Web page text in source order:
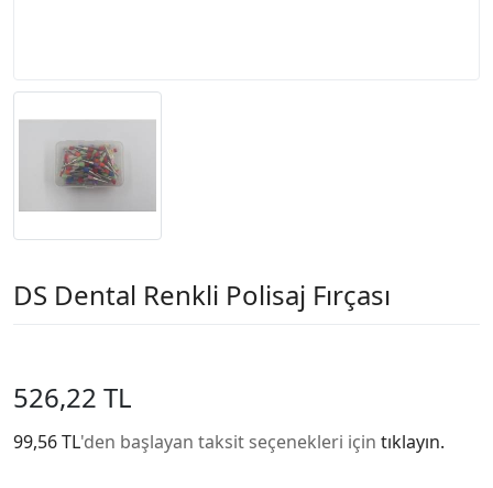
DS Dental Renkli Polisaj Fırçası
526,22 TL
99,56 TL'den başlayan taksit seçenekleri için tıklayın.